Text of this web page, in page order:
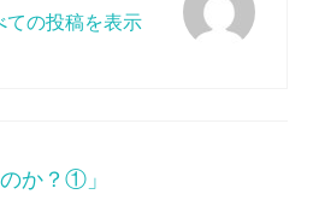
ての投稿を表示
か？①」